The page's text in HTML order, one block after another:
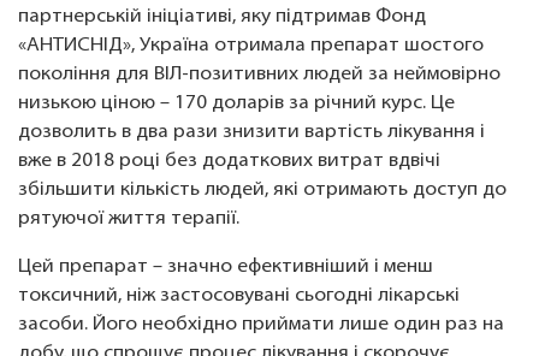
партнерській ініціативі, яку підтримав Фонд
«АНТИСНІД», Україна отримала препарат шостого
покоління для ВІЛ-позитивних людей за неймовірно
низькою ціною – 170 доларів за річний курс. Це
дозволить в два рази знизити вартість лікування і
вже в 2018 році без додаткових витрат вдвічі
збільшити кількість людей, які отримають доступ до
рятуючої життя терапії.
Цей препарат – значно ефективніший і менш
токсичний, ніж застосовувані сьогодні лікарські
засоби. Його необхідно приймати лише один раз на